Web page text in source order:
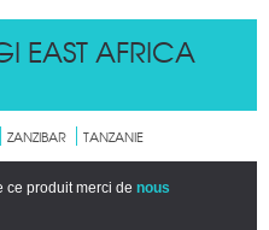
EAST AFRICA
ZANZIBAR TANZANIE
ce produit merci de nous